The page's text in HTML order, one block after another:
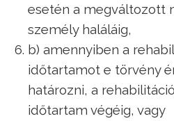
esetén a megváltozott
személy haláláig,
b) amennyiben a
időtartamot e törvény
határozni, a
időtartam végéig, vagy